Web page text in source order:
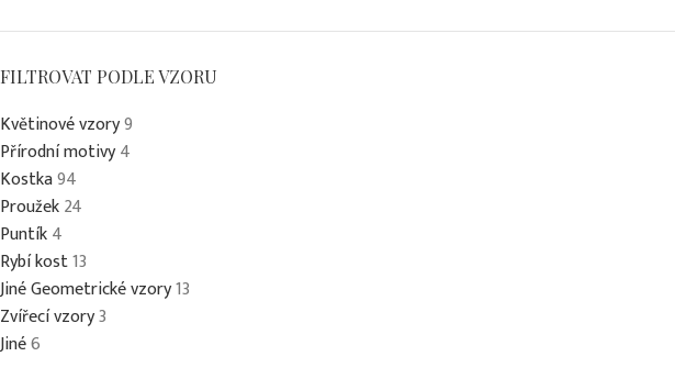
FILTROVAT PODLE VZORU
Květinové vzory9
Přírodní motivy4
Kostka94
Proužek24
Puntík4
Rybí kost13
Jiné Geometrické vzory13
Zvířecí vzory3
Jiné6